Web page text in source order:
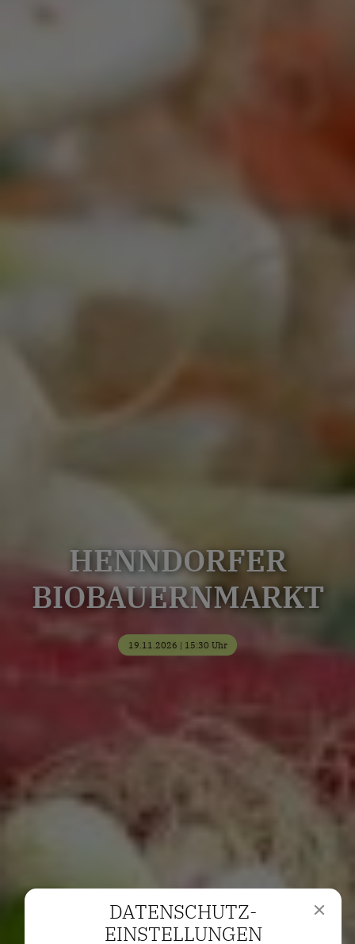
HENNDORFER
BIOBAUERNMARKT
19.11.2026 | 15:30 Uhr
DATENSCHUTZ­
EINSTELLUNGEN